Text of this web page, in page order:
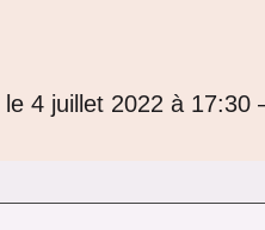
le 4 juillet 2022 à